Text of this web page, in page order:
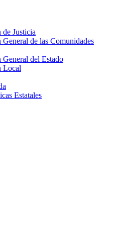
Justicia
de las Comunidades
del Estado
Local
Estatales